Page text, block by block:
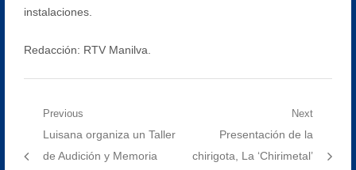
instalaciones.
Redacción: RTV Manilva.
Navegación
Previous
Previous
post:
Luisana organiza un Taller
de Audición y Memoria
Next
Next
post:
Presentación de la
chirigota, La ‘Chirimetal’